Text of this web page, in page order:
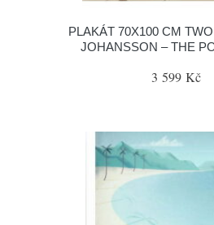
PLAKÁT 70X100 CM
JOHANSSON – THE
3 599 Kč